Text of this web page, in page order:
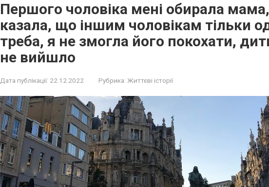
Першого чоловіка мені обирала
казала, що іншим чоловікам тільки
треба, я не змогла його покохати,
не вийшло
Дата публікації: 22.12.2022 Рубрика: Життєві історії